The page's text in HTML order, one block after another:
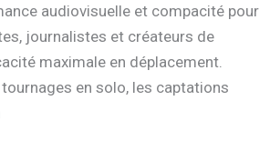
audiovisuelle et compacité pour
journalistes et créateurs de
maximale en déplacement.
en solo, les captations